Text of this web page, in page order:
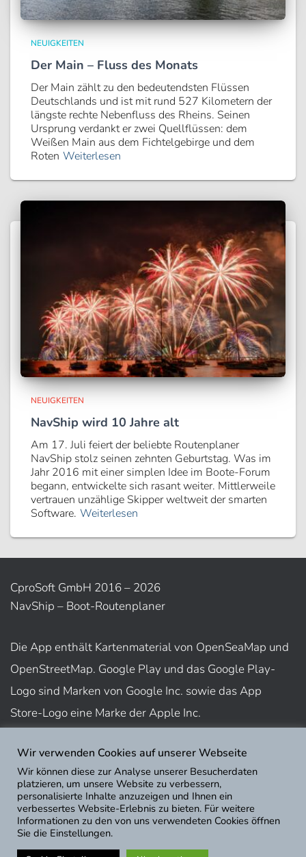
NEUIGKEITEN
Der Main – Fluss des Monats
Der Main zählt zu den bedeutendsten Flüssen
Deutschlands und ist mit rund 527 Kilometern der
längste rechte Nebenfluss des Rheins. Seinen
Ursprung verdankt er zwei Quellflüssen: dem
Weißen Main aus dem Fichtelgebirge und dem
Roten Weiterlesen
NEUIGKEITEN
NavShip wird 10 Jahre alt
Am 17. Juli feiert der beliebte Routenplaner
NavShip stolz seinen zehnten Geburtstag. Was im
Jahr 2016 mit einer simplen Idee im Boote-Forum
begann, entwickelte sich rasant weiter. Mittlerweile
vertrauen unzählige Skipper weltweit der smarten
Software. Weiterlesen
CproSoft GmbH 2016 – 2026
NavShip – Boot-Routenplaner
Die App enthält Kartenmaterial von OpenSeaMap und
OpenStreetMap. Google Play und das Google Play-
Logo sind Marken von Google Inc. sowie das App
Store-Logo eine Marke der Apple Inc.
Nutzungsbedingungen
Impressum
Datenschutz
Wir verwenden Cookies auf unserer Webseite
Wir können diese zur Analyse unserer Besucherdaten
platzieren, um unsere Website zu verbessern,
personalisierte Inhalte anzuzeigen und Ihnen ein
verbessertes Website-Erlebnis zu bieten. Für weitere
Informationen zu den von uns verwendeten Cookies öffnen
Sie die Einstellungen.